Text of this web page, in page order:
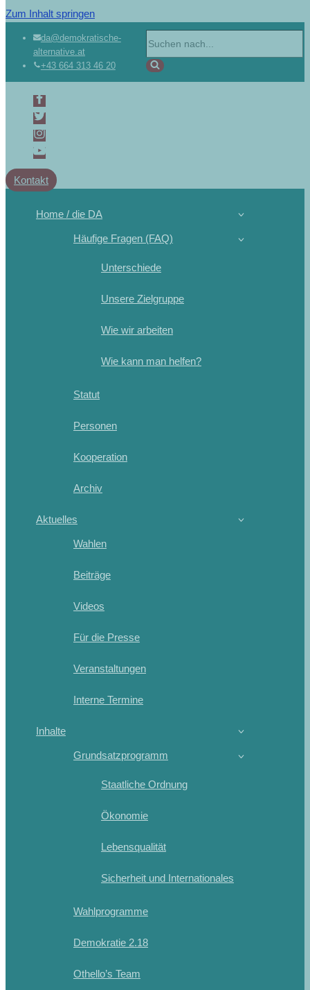
Zum Inhalt springen
da@demokratische-
alternative.at
+43 664 313 46 20
Kontakt
Home / die DA
Häufige Fragen (FAQ)
Unterschiede
Unsere Zielgruppe
Wie wir arbeiten
Wie kann man helfen?
Statut
Personen
Kooperation
Archiv
Aktuelles
Wahlen
Beiträge
Videos
Für die Presse
Veranstaltungen
Interne Termine
Inhalte
Grundsatzprogramm
Staatliche Ordnung
Ökonomie
Lebensqualität
Sicherheit und Internationales
Wahlprogramme
Demokratie 2.18
Othello’s Team